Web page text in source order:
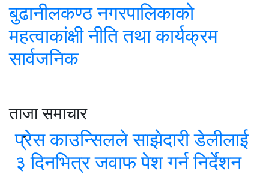
बुढानीलकण्ठ नगरपालिकाको
महत्वाकांक्षी नीति तथा कार्यक्रम
सार्वजनिक
ताजा समाचार
प्रेस काउन्सिलले साझेदारी डेलीलाई
३ दिनभित्र जवाफ पेश गर्न निर्देशन